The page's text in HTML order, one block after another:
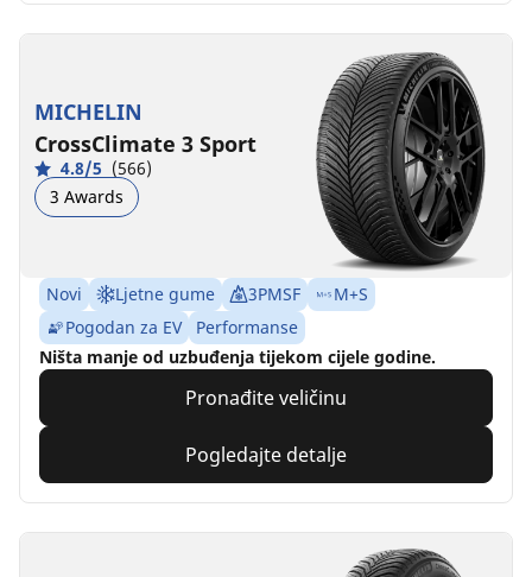
MICHELIN
CrossClimate 3 Sport
4.8/5 (566)
3 Awards
Novi Ljetne gume 3PMSF
M+S
Pogodan za EV
Performanse
Ništa manje od uzbuđenja tijekom cijele godine.
Pronađite veličinu
Pogledajte detalje